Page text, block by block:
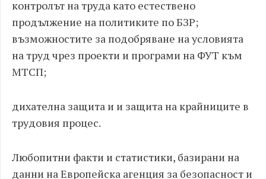
контролът на труда като естествено
продължение на политиките по БЗР;
възможностите за подобряване на условията
на труд чрез проекти и програми на ФУТ към
МТСП;
дихателна защита и и защита на крайниците в
трудовия процес.
Любопитни факти и статистики, базирани на
данни на Европейска агенция за безопасност и